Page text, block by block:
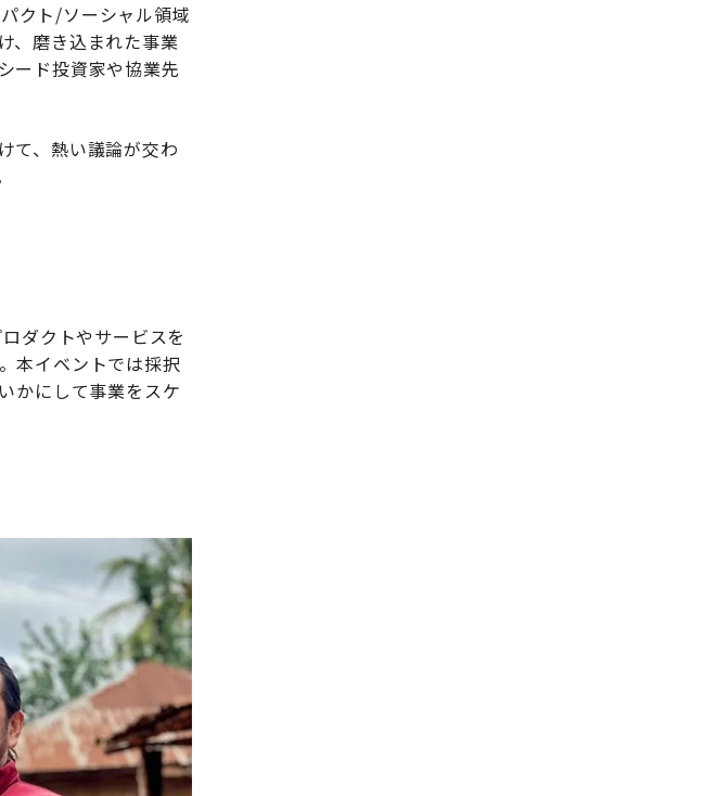
クト/ソーシャル領域
、磨き込まれた事業
ード投資家や協業先
て、熱い議論が交わ
ダクトやサービスを
本イベントでは採択
かにして事業をスケ